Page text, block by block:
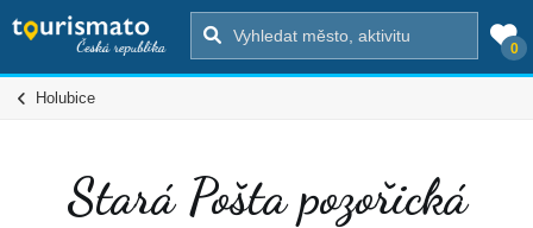
0
Holubice
Stará Pošta pozořická